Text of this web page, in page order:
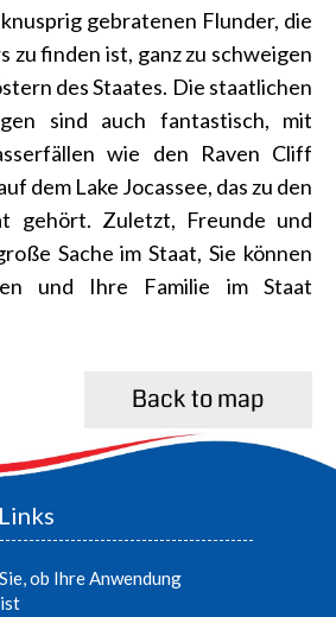
gebratenen Flunder, die
zu finden ist, ganz zu schweigen
des Staates. Die staatlichen
sind auch fantastisch, mit
wie den Raven Cliff
dem Lake Jocassee, das zu den
gehört. Zuletzt, Freunde und
Sache im Staat, Sie können
und Ihre Familie im Staat
Back to map
ob Ihre Anwendung